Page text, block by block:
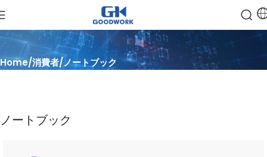
Home 消費者 ノートブック
ノートブック